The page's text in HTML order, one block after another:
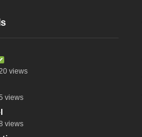
views
views
views